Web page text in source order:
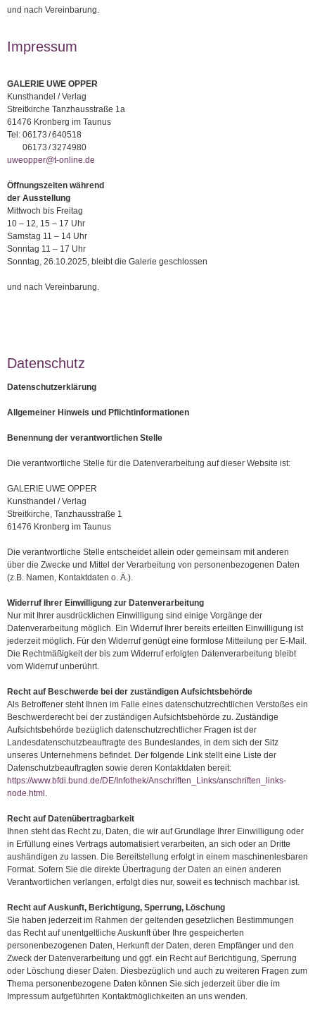
und nach Vereinbarung.
Impressum
GALERIE UWE OPPER
Kunsthandel / Verlag
Streitkirche Tanzhausstraße 1a
61476 Kronberg im Taunus
Tel: 06173 / 640518
06173 / 3274980
uweopper@t-online.de
Öffnungszeiten während
der Ausstellung
Mittwoch bis Freitag
10 – 12, 15 – 17 Uhr
Samstag 11 – 14 Uhr
Sonntag 11 – 17 Uhr
Sonntag, 26.10.2025, bleibt die Galerie geschlossen
und nach Vereinbarung.
Datenschutz
Datenschutzerklärung
Allgemeiner Hinweis und Pflichtinformationen
Benennung der verantwortlichen Stelle
Die verantwortliche Stelle für die Datenverarbeitung auf dieser Website ist:
GALERIE UWE OPPER
Kunsthandel / Verlag
Streitkirche, Tanzhausstraße 1
61476 Kronberg im Taunus
Die verantwortliche Stelle entscheidet allein oder gemeinsam mit anderen
über die Zwecke und Mittel der Verarbeitung von personenbezogenen Daten
(z.B. Namen, Kontaktdaten o. Ä.).
Widerruf Ihrer Einwilligung zur Datenverarbeitung
Nur mit Ihrer ausdrücklichen Einwilligung sind einige Vorgänge der
Datenverarbeitung möglich. Ein Widerruf Ihrer bereits erteilten Einwilligung ist
jederzeit möglich. Für den Widerruf genügt eine formlose Mitteilung per E-Mail.
Die Rechtmäßigkeit der bis zum Widerruf erfolgten Datenverarbeitung bleibt
vom Widerruf unberührt.
Recht auf Beschwerde bei der zuständigen Aufsichtsbehörde
Als Betroffener steht Ihnen im Falle eines datenschutzrechtlichen Verstoßes ein
Beschwerderecht bei der zuständigen Aufsichtsbehörde zu. Zuständige
Aufsichtsbehörde bezüglich datenschutzrechtlicher Fragen ist der
Landesdatenschutzbeauftragte des Bundeslandes, in dem sich der Sitz
unseres Unternehmens befindet. Der folgende Link stellt eine Liste der
Datenschutzbeauftragten sowie deren Kontaktdaten bereit:
https://www.bfdi.bund.de/DE/Infothek/Anschriften_Links/anschriften_links-
node.html .
Recht auf Datenübertragbarkeit
Ihnen steht das Recht zu, Daten, die wir auf Grundlage Ihrer Einwilligung oder
in Erfüllung eines Vertrags automatisiert verarbeiten, an sich oder an Dritte
aushändigen zu lassen. Die Bereitstellung erfolgt in einem maschinenlesbaren
Format. Sofern Sie die direkte Übertragung der Daten an einen anderen
Verantwortlichen verlangen, erfolgt dies nur, soweit es technisch machbar ist.
Recht auf Auskunft, Berichtigung, Sperrung, Löschung
Sie haben jederzeit im Rahmen der geltenden gesetzlichen Bestimmungen
das Recht auf unentgeltliche Auskunft über Ihre gespeicherten
personenbezogenen Daten, Herkunft der Daten, deren Empfänger und den
Zweck der Datenverarbeitung und ggf. ein Recht auf Berichtigung, Sperrung
oder Löschung dieser Daten. Diesbezüglich und auch zu weiteren Fragen zum
Thema personenbezogene Daten können Sie sich jederzeit über die im
Impressum aufgeführten Kontaktmöglichkeiten an uns wenden.